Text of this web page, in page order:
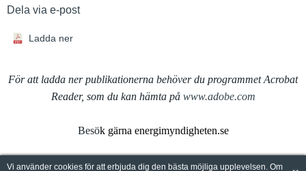
Dela via e-post
Ladda ner
För att ladda ner publikationerna behöver du programmet Acrobat
Reader, som du kan hämta på www.adobe.com
Besök gärna energimyndigheten.se
Vi använder cookies för att erbjuda dig den bästa möjliga upplevelsen. Om